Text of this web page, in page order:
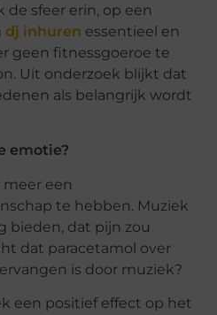
sfeer erin, op een
dj inhuren essentieel en
geen fitnessgoeroe te
Uit onderzoek blijkt dat
als belangrijk wordt
emotie?
een
te hebben. Muziek
bieden, dat pijn zou
dat paracetamol over
is door muziek?
een positief effect op het